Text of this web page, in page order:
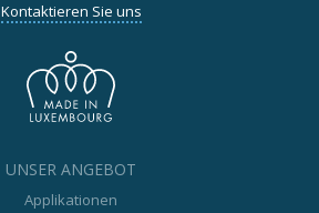
Kontaktieren Sie uns
UNSER ANGEBOT
Applikationen